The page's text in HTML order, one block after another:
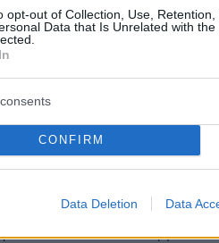
opt-out of Collection, Use,
Data that Is Unrelated with
CONFIRM
Data Deletion Data
του
που
της
του Κωνσταντίνου Ζέρβα -
172